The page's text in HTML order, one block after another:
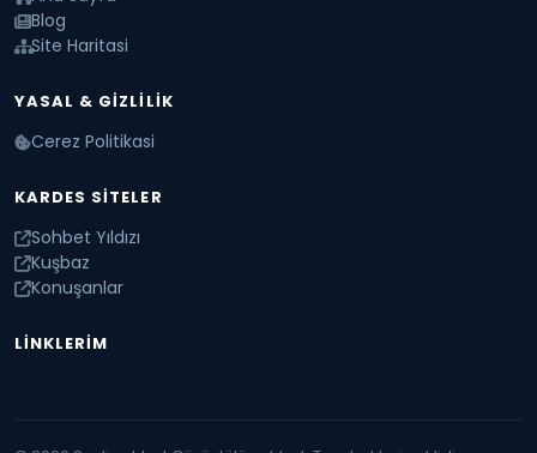
Blog
Site Haritasi
YASAL & GIZLILIK
Cerez Politikasi
KARDES SITELER
Sohbet Yıldızı
Kuşbaz
Konuşanlar
LINKLERIM